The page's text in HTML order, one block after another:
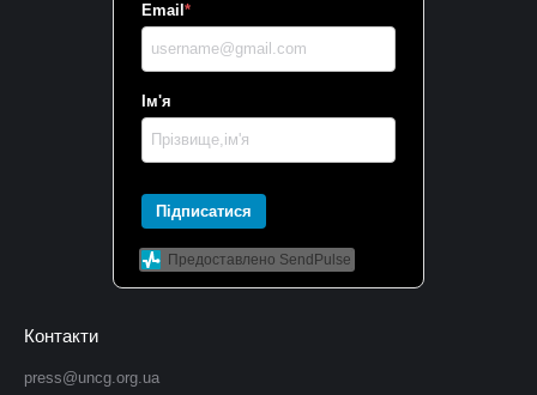
Email *
Ім'я
Підписатися
Предоставлено SendPulse
Контакти
press@uncg.org.ua